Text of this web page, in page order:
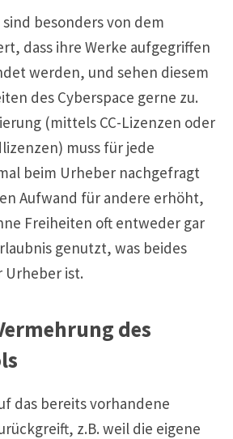
besonders von dem
dass ihre Werke aufgegriffen
werden, und sehen diesem
des Cyberspace gerne zu.
(mittels CC-Lizenzen oder
muss für jede
beim Urheber nachgefragt
Aufwand für andere erhöht,
Freiheiten oft entweder gar
genutzt, was beides
Urheber ist.
des
das bereits vorhandene
z.B. weil die eigene